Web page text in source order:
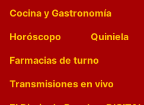
Cocina y Gastronomía
Horóscopo
Quiniela
Farmacias de turno
Transmisiones en vivo